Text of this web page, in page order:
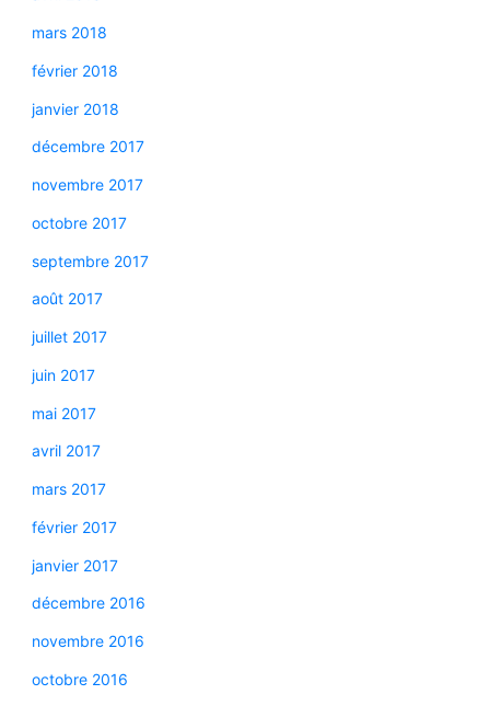
mars 2018
février 2018
janvier 2018
décembre 2017
novembre 2017
octobre 2017
septembre 2017
août 2017
juillet 2017
juin 2017
mai 2017
avril 2017
mars 2017
février 2017
janvier 2017
décembre 2016
novembre 2016
octobre 2016